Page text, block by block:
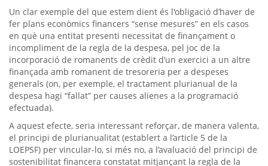
Un clar exemple del que estem dient és l'obligació d’haver de
fer plans econòmics financers “sense mesures” en els casos
en què una entitat presenti necessitat de finançament o
incompliment de la regla de la despesa, pel joc de la
incorporació de romanents de crèdit d’un exercici a un altre
finançada amb romanent de tresoreria per a despeses
generals (on, per exemple, el tractament plurianual de la
despesa hagi “fallat” per causes alienes a la programació
efectuada).
A aquest efecte, seria interessant reforçar, de manera valenta,
el principi de plurianualitat (establert a l’article 5 de la
LOEPSF) per vincular-lo, si més no, a l’avaluació del principi de
sostenibilitat financera constatat mitjançant la regla de la